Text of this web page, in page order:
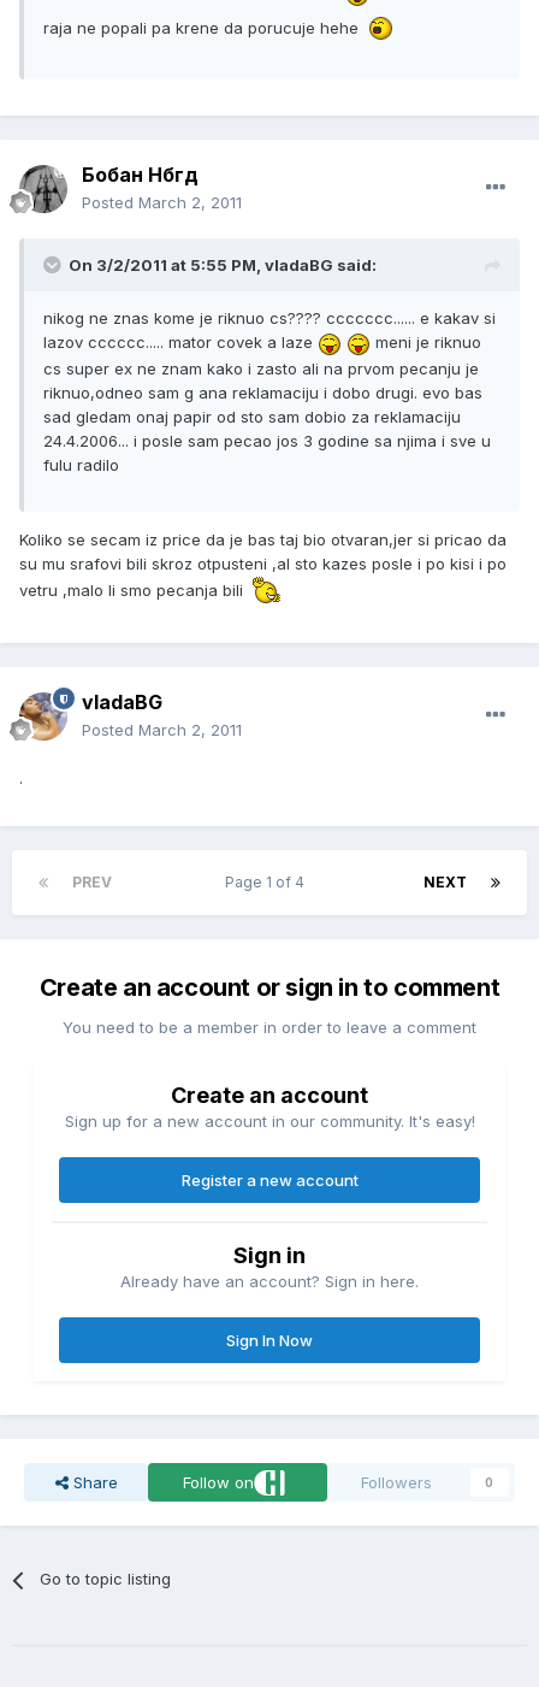
raja ne popali pa krene da porucuje hehe
Бобан Нбгд
Posted March 2, 2011
On 3/2/2011 at 5:55 PM, vladaBG said:
nikog ne znas kome je riknuo cs???? ccccccc...... e kakav si
lazov cccccc..... mator covek a laze
meni je riknuo
cs super ex ne znam kako i zasto ali na prvom pecanju je
riknuo,odneo sam g ana reklamaciju i dobo drugi. evo bas
sad gledam onaj papir od sto sam dobio za reklamaciju
24.4.2006... i posle sam pecao jos 3 godine sa njima i sve u
fulu radilo
Koliko se secam iz price da je bas taj bio otvaran,jer si pricao da
su mu srafovi bili skroz otpusteni ,al sto kazes posle i po kisi i po
vetru ,malo li smo pecanja bili
vladaBG
Posted March 2, 2011
.
PREV NEXT
Page 1 of 4
Create an account or sign in to comment
You need to be a member in order to leave a comment
Create an account
Sign up for a new account in our community. It's easy!
Register a new account
Sign in
Already have an account? Sign in here.
Sign In Now
Share Follow on Followers 0
Go to topic listing